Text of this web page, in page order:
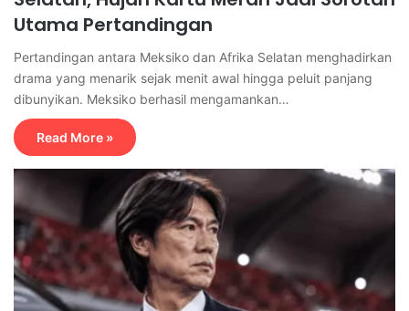
Utama Pertandingan
Pertandingan antara Meksiko dan Afrika Selatan menghadirkan
drama yang menarik sejak menit awal hingga peluit panjang
dibunyikan. Meksiko berhasil mengamankan…
Read More »